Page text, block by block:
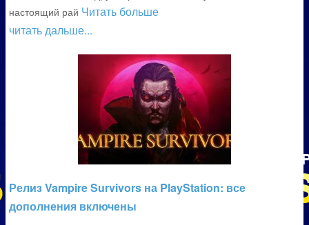
настоящий рай Читать больше
читать дальше...
Релиз Vampire Survivors на PlayStation: все
дополнения включены